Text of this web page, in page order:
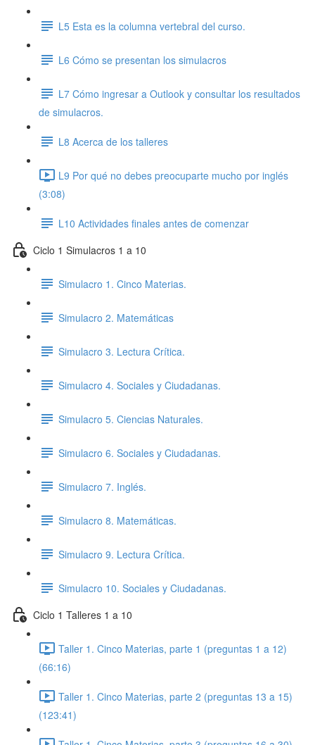
L5 Esta es la columna vertebral del curso.
L6 Cómo se presentan los simulacros
L7 Cómo ingresar a Outlook y consultar los resultados
de simulacros.
L8 Acerca de los talleres
L9 Por qué no debes preocuparte mucho por inglés
(3:08)
L10 Actividades finales antes de comenzar
Ciclo 1 Simulacros 1 a 10
Simulacro 1. Cinco Materias.
Simulacro 2. Matemáticas
Simulacro 3. Lectura Crítica.
Simulacro 4. Sociales y Ciudadanas.
Simulacro 5. Ciencias Naturales.
Simulacro 6. Sociales y Ciudadanas.
Simulacro 7. Inglés.
Simulacro 8. Matemáticas.
Simulacro 9. Lectura Crítica.
Simulacro 10. Sociales y Ciudadanas.
Ciclo 1 Talleres 1 a 10
Taller 1. Cinco Materias, parte 1 (preguntas 1 a 12)
(66:16)
Taller 1. Cinco Materias, parte 2 (preguntas 13 a 15)
(123:41)